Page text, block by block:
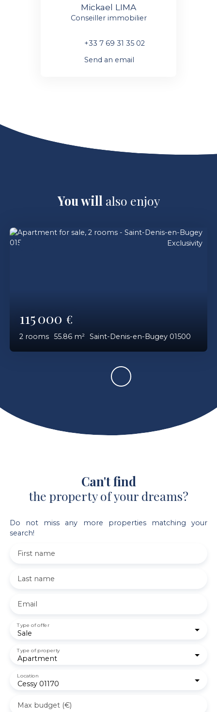
Mickael LIMA
Conseiller immobilier
+33 7 69 31 35 02
Send an email
You will also enjoy
115 000 €
2 rooms 55.86 m² Saint-Denis-en-Bugey 01500
Exclusivity
Can't find
the property of your dreams?
Do not miss any more properties matching your
search!
First name
Last name
Email
Sale
Type of offer
Apartment
Type of property
Cessy 01170
Location
Max budget (€)